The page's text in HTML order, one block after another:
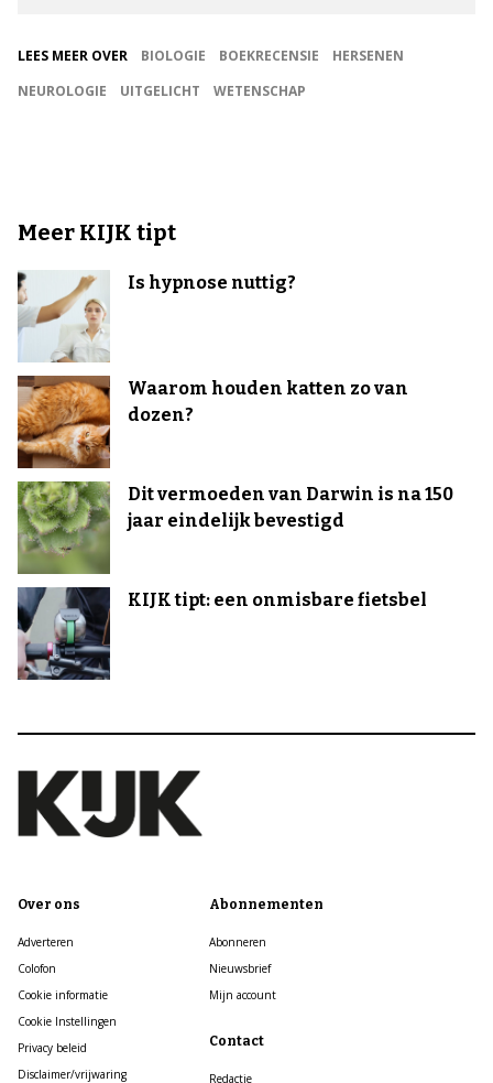
LEES MEER OVER BIOLOGIE BOEKRECENSIE
HERSENEN
NEUROLOGIE
UITGELICHT WETENSCHAP
Meer KIJK tipt
Is hypnose nuttig?
Waarom houden katten zo van
dozen?
Dit vermoeden van Darwin is na 150
jaar eindelijk bevestigd
KIJK tipt: een onmisbare fietsbel
Over ons
Adverteren
Colofon
Cookie informatie
Cookie Instellingen
Privacy beleid
Disclaimer/vrijwaring
Abonnementen
Abonneren
Nieuwsbrief
Mijn account
Contact
Redactie